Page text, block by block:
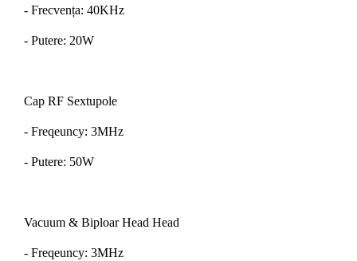
- Frecvența: 40KHz
- Putere: 20W
Cap RF Sextupole
- Freqeuncy: 3MHz
- Putere: 50W
Vacuum & Biploar Head Head
- Freqeuncy: 3MHz